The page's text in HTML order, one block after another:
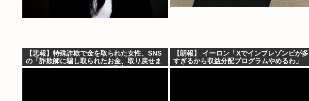
【悲報】特殊詐欺で金を取られた女性、SNS
の「詐欺師に騙し取られたお金、取り戻せま
す」」に釣られさらに240万円失うwww
【朗報】 イーロン「Xでインプレゾンビが多
すぎるから収益分配プログラムやめるわ」